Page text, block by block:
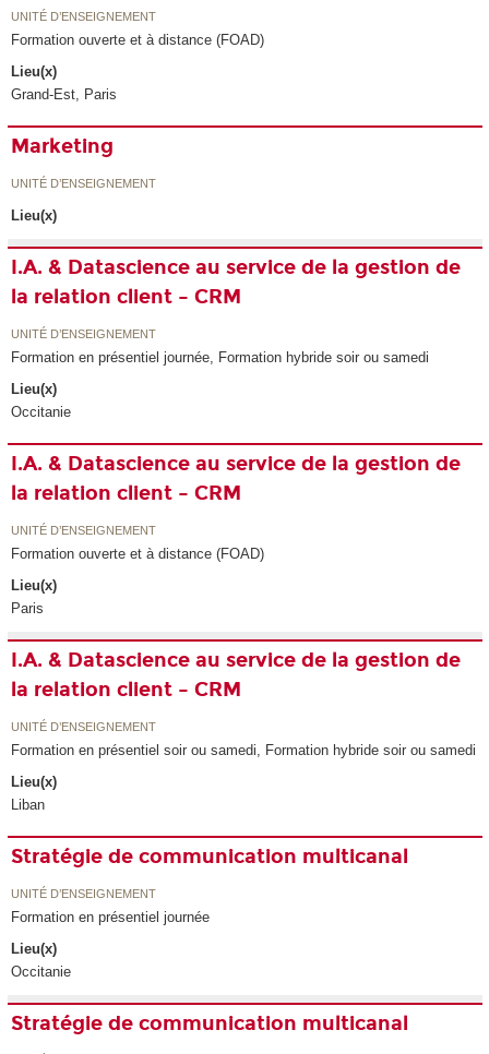
UNITÉ D’ENSEIGNEMENT
Formation ouverte et à distance (FOAD)
Lieu(x)
Grand-Est, Paris
Marketing
UNITÉ D’ENSEIGNEMENT
Lieu(x)
I.A. & Datascience au service de la gestion de
la relation client – CRM
UNITÉ D’ENSEIGNEMENT
Formation en présentiel journée, Formation hybride soir ou samedi
Lieu(x)
Occitanie
I.A. & Datascience au service de la gestion de
la relation client – CRM
UNITÉ D’ENSEIGNEMENT
Formation ouverte et à distance (FOAD)
Lieu(x)
Paris
I.A. & Datascience au service de la gestion de
la relation client – CRM
UNITÉ D’ENSEIGNEMENT
Formation en présentiel soir ou samedi, Formation hybride soir ou samedi
Lieu(x)
Liban
Stratégie de communication multicanal
UNITÉ D’ENSEIGNEMENT
Formation en présentiel journée
Lieu(x)
Occitanie
Stratégie de communication multicanal